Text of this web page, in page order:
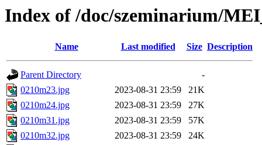
Index of /doc/szeminarium/
Name Last modified Size Description
Parent Directory
-
0210m23.jpg
2023-08-31 23:59
21K
0210m24.jpg
2023-08-31 23:59
27K
0210m31.jpg
2023-08-31 23:59
57K
0210m32.jpg
2023-08-31 23:59
24K